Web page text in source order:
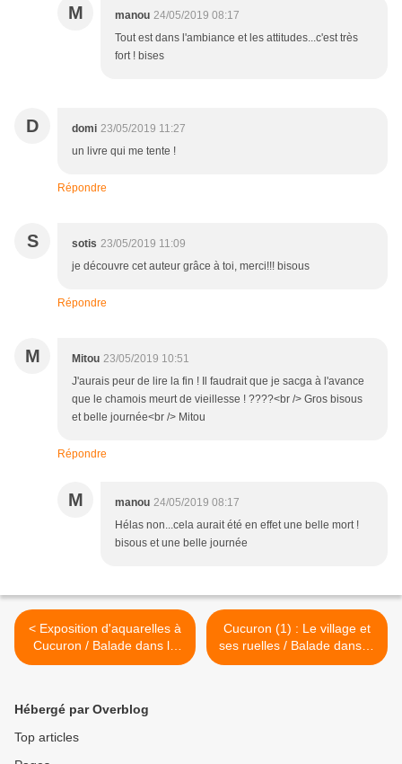
M manou 24/05/2019 08:17
Tout est dans l'ambiance et les attitudes...c'est très
fort ! bises
D domi 23/05/2019 11:27
un livre qui me tente !
Répondre
S sotis 23/05/2019 11:09
je découvre cet auteur grâce à toi, merci!!! bisous
Répondre
M Mitou 23/05/2019 10:51
J'aurais peur de lire la fin ! Il faudrait que je sacga à l'avance
que le chamois meurt de vieillesse ! ????<br /> Gros bisous
et belle journée<br /> Mitou
Répondre
M manou 24/05/2019 08:17
Hélas non...cela aurait été en effet une belle mort !
bisous et une belle journée
< Exposition d'aquarelles à
Cucuron / Balade dans le
Vaucluse
Cucuron (1) : Le village et
ses ruelles / Balade dans le
Vaucluse >
Hébergé par Overblog
Top articles